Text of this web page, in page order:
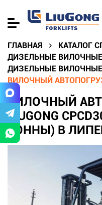
ГЛАВНАЯ
КАТАЛОГ
ДИЗЕЛЬНЫЕ ВИЛОЧНЫЕ
ДИЗЕЛЬНЫЕ ВИЛОЧНЫЕ
ВИЛОЧНЫЙ
ВИЛОЧНЫЙ
LIUGONG
ТОННЫ) В